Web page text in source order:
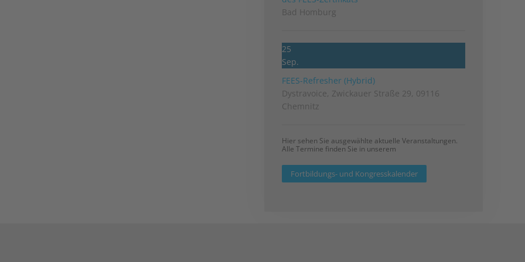
Bad Homburg
25
Sep.
FEES-Refresher (Hybrid)
Dystravoice, Zwickauer Straße 29, 09116
Chemnitz
Hier sehen Sie ausgewählte aktuelle Veranstaltungen.
Alle Termine finden Sie in unserem
Fortbildungs- und Kongresskalender